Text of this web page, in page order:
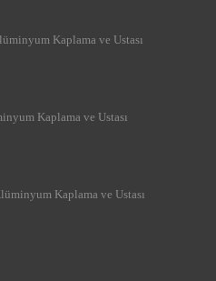
Kaplama ve Ustası
Kaplama ve Ustası
Kaplama ve Ustası